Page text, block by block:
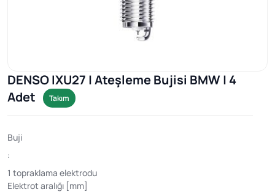
DENSO IXU27 | Ateşleme Bujisi BMW | 4
Adet
Takım
Buji
:
1 topraklama elektrodu
Elektrot aralığı [mm]